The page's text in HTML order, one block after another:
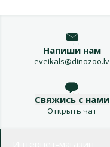
Напиши нам
eveikals@dinozoo.lv
Свяжись с нами
Открыть чат